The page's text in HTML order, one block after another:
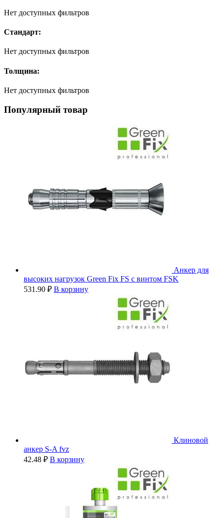
Нет доступных фильтров
Стандарт:
Нет доступных фильтров
Толщина:
Нет доступных фильтров
Популярный товар
Анкер для
высоких нагрузок Green Fix FS с винтом FSK
531.90 ₽ В корзину
Клиновой
анкер S-A fvz
42.48 ₽ В корзину